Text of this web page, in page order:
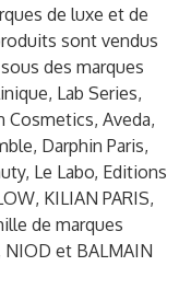
de luxe et de
sont vendus
des marques
Lab Series,
Cosmetics, Aveda,
Darphin Paris,
Le Labo, Editions
KILIAN PARIS,
de marques
NIOD et BALMAIN